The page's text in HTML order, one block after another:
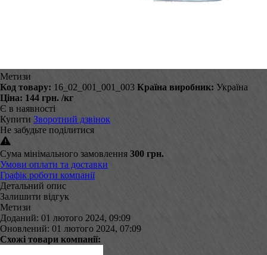
Метизи
Код товару: 16_02_001_001_003 Країна виробник: Україна
Ціна: 144 грн. /кг
Є в наявності
Купити Зворотний дзвінок
Не забудьте поділитися
Сума мінімального замовлення 300 грн.
Умови оплати та доставки
Графік роботи компанії
Детальний опис
Залишити відгук
Метизи
Доданий: 01 лютого 2024, 09:09
Оновлений: 01 лютого 2024, 07:09
Схожі товари компанії: